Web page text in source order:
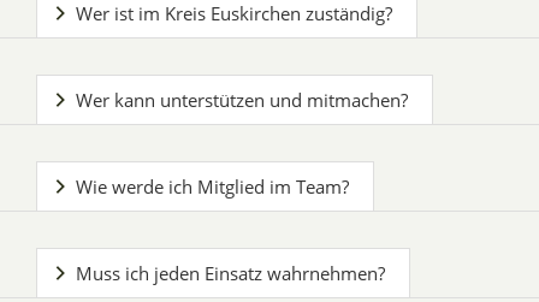
Wer ist im Kreis Euskirchen zuständig?
Wer kann unterstützen und mitmachen?
Wie werde ich Mitglied im Team?
Muss ich jeden Einsatz wahrnehmen?